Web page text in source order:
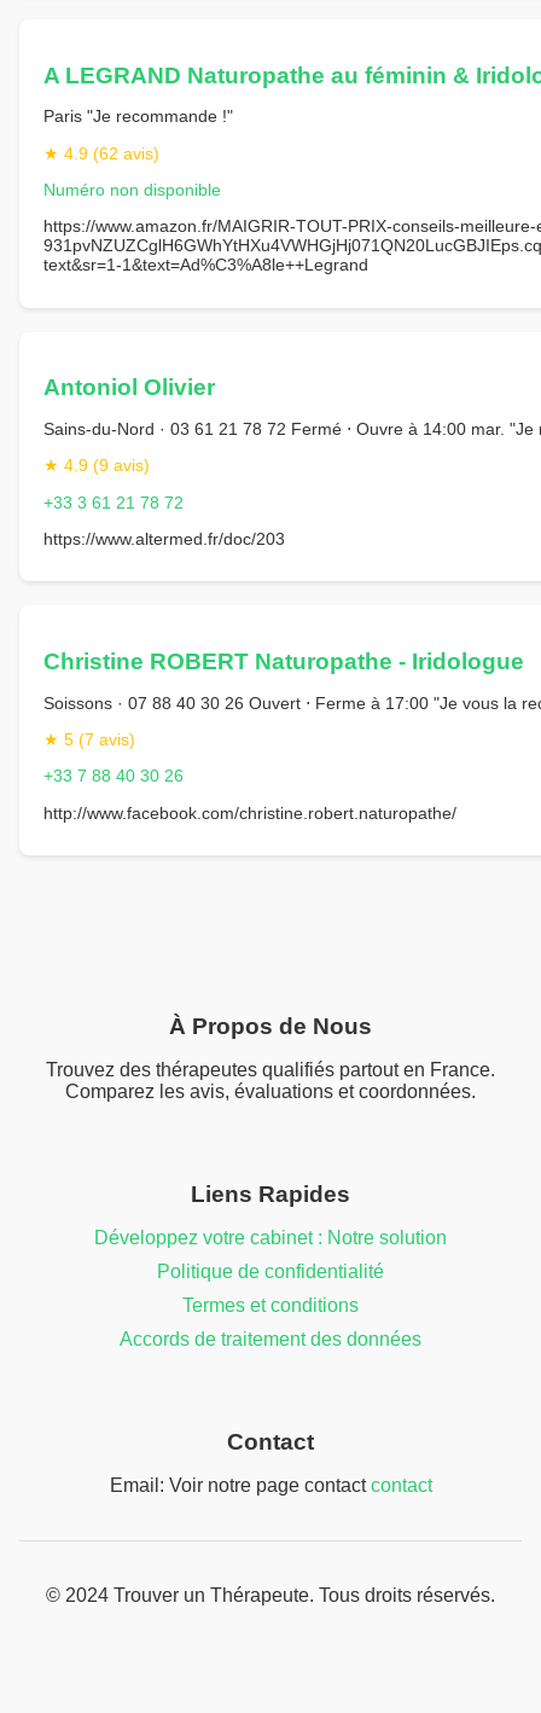
A LEGRAND Naturopathe au féminin &
Paris "Je recommande !"
★ 4.9 (62 avis)
Numéro non disponible
https://www.amazon.fr/MAIGRIR-TOUT-PRIX-conseils-
text&sr=1-1&text=Ad%C3%A8le++Legrand
Antoniol Olivier
Sains-du-Nord · 03 61 21 78 72 Fermé ⋅ Ouvre à 14:00 mar.
★ 4.9 (9 avis)
+33 3 61 21 78 72
https://www.altermed.fr/doc/203
Christine ROBERT Naturopathe - Iridologue
Soissons · 07 88 40 30 26 Ouvert ⋅ Ferme à 17:00 "Je vous la
★ 5 (7 avis)
+33 7 88 40 30 26
http://www.facebook.com/christine.robert.naturopathe/
À Propos de Nous
Trouvez des thérapeutes qualifiés partout en France.
Comparez les avis, évaluations et coordonnées.
Liens Rapides
Développez votre cabinet : Notre solution
Politique de confidentialité
Termes et conditions
Accords de traitement des données
Contact
Email: Voir notre page contactcontact
© 2024 Trouver un Thérapeute. Tous droits réservés.